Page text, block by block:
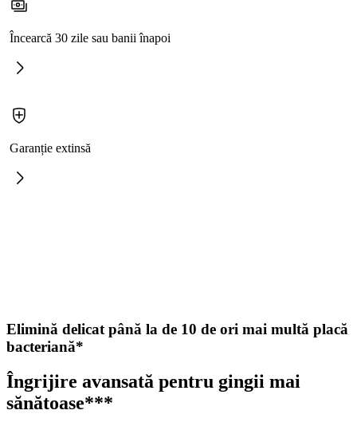
Încearcă 30 zile sau banii înapoi
Garanție extinsă
Elimină delicat până la de 10 de ori mai multă placă
bacteriană*
Îngrijire avansată pentru gingii mai
sănătoase***